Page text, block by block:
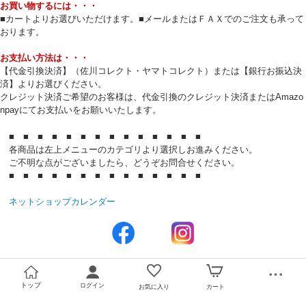
お買い物するには・・・
■カートよりお選びいただけます。■メールまたはＦＡＸでのご注文も承って
おります。
お支払い方法は・・・
【代金引換決済】（佐川コレクト・ヤマトコレクト）または【銀行お振込決
済】よりお選びください。
クレジット決済ご希望のお客様は、代金引換のクレジット決済またはAmazo
npayにてお支払いをお願いいたします。
■ ■ ■ ■ ■ ■ ■ ■ ■ ■ ■ ■ ■ ■
各商品は左上メニューのカテゴリより選択しお進みください。
ご不明な点がございましたら、どうぞお問合せください。
■ ■ ■ ■ ■ ■ ■ ■ ■ ■ ■ ■ ■ ■
ネットショップカレンダー
トップ ログイン お気に入り カート